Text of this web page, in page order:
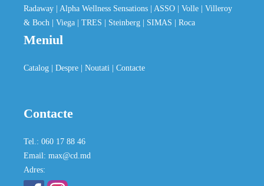
Radaway
| Alpha Wellness Sensations | ASSO | Volle
| Villeroy
& Boch
| Viega | TRES | Steinberg | SIMAS | Roca
Meniul
Catalog | Despre | Noutati | Contacte
Contacte
Tel.: 060 17 88 46
Email: max@cd.md
Adres: